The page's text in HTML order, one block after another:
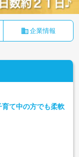
business 企業情報
育て中の方でも柔軟